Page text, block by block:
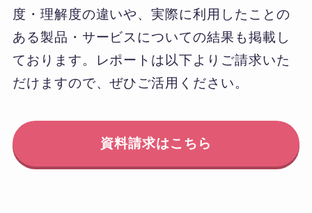
度・理解度の違いや、実際に利用したことの
ある製品・サービスについての結果も掲載し
ております。レポートは以下よりご請求いた
だけますので、ぜひご活用ください。
資料請求はこちら